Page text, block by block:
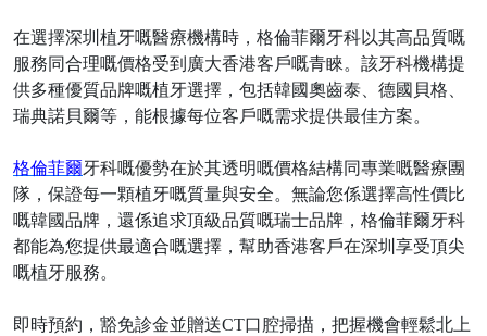
在選擇深圳植牙嘅醫療機構時，格倫菲爾牙科以其高品質嘅
服務同合理嘅價格受到廣大香港客戶嘅青睞。該牙科機構提
供多種優質品牌嘅植牙選擇，包括韓國奧齒泰、德國貝格、
瑞典諾貝爾等，能根據每位客戶嘅需求提供最佳方案。
格倫菲爾牙科嘅優勢在於其透明嘅價格結構同專業嘅醫療團
隊，保證每一顆植牙嘅質量與安全。無論您係選擇高性價比
嘅韓國品牌，還係追求頂級品質嘅瑞士品牌，格倫菲爾牙科
都能為您提供最適合嘅選擇，幫助香港客戶在深圳享受頂尖
嘅植牙服務。
即時預約，豁免診金並贈送CT口腔掃描，把握機會輕鬆北上